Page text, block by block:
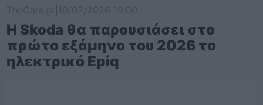
Η Skoda θα παρουσιάσει στο
πρώτο εξάμηνο του 2026 το
ηλεκτρικό Epiq